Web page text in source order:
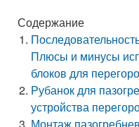
Содержание
Плюсы и минусы
блоков для
Рубанок для
устройства